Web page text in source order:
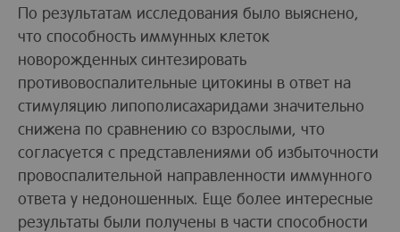
По результатам исследования было выяснено,
что способность иммунных клеток
новорожденных синтезировать
противовоспалительные цитокины в ответ на
стимуляцию липополисахаридами значительно
снижена по сравнению со взрослыми, что
согласуется с представлениями об избыточности
провоспалительной направленности иммунного
ответа у недоношенных. Еще более интересные
результаты были получены в части способности